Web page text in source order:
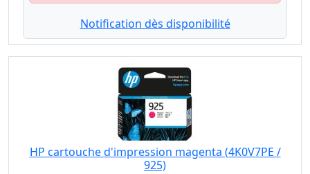
Notification dès disponibilité
HP cartouche d'impression magenta (4K0V7PE /
925)